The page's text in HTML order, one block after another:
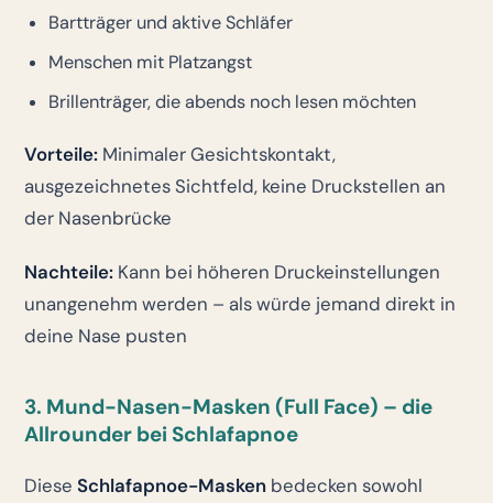
Bartträger und aktive Schläfer
Menschen mit Platzangst
Brillenträger, die abends noch lesen möchten
Vorteile: Minimaler Gesichtskontakt,
ausgezeichnetes Sichtfeld, keine Druckstellen an
der Nasenbrücke
Nachteile: Kann bei höheren Druckeinstellungen
unangenehm werden – als würde jemand direkt in
deine Nase pusten
3. Mund-Nasen-Masken (Full Face) – die
Allrounder bei Schlafapnoe
Diese Schlafapnoe-Masken bedecken sowohl